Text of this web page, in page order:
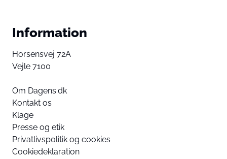
Information
Horsensvej 72A
Vejle 7100
Om Dagens.dk
Kontakt os
Klage
Presse og etik
Privatlivspolitik og cookies
Cookiedeklaration